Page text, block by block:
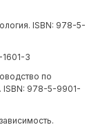
ISBN: 978-5-
3
по
ISBN: 978-5-9901-